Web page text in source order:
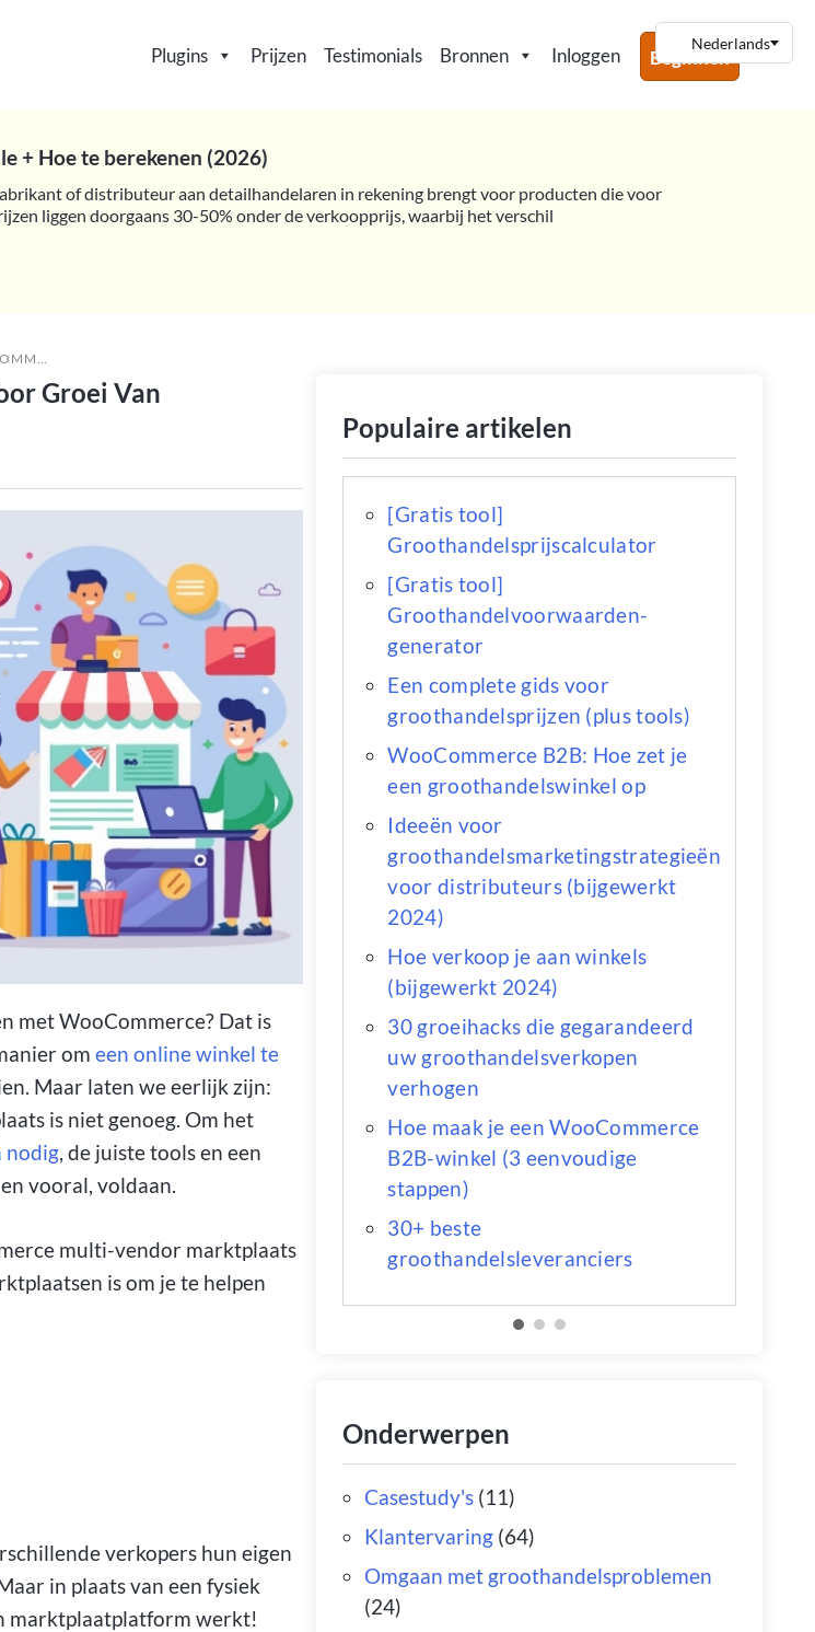
Plugins Prijzen Testimonials Bronnen Inloggen Beginnen
+ Hoe te berekenen (2026)
of distributeur aan detailhandelaren in rekening brengt voor producten die voor
liggen doorgaans 30-50% onder de verkoopprijs, waarbij het verschil
GROEI VAN MARKTPLAATSEN
Groei Van
met WooCommerce? Dat is
om een online winkel te
Maar laten we eerlijk zijn:
is niet genoeg. Om het
nodig, de juiste tools en een
vooral, voldaan.
multi-vendor marktplaats
is om je te helpen
verkopers hun eigen
in plaats van een fysiek
marktplaatplatform werkt!
Populaire artikelen
[Gratis tool]
Groothandelsprijscalculator
[Gratis tool]
Groothandelvoorwaarden-
generator
Een complete gids voor
groothandelsprijzen (plus tools)
WooCommerce B2B: Hoe zet je
een groothandelswinkel op
Ideeën voor
groothandelsmarketingstrategieën
voor distributeurs (bijgewerkt
2024)
Hoe verkoop je aan winkels
(bijgewerkt 2024)
30 groeihacks die gegarandeerd
uw groothandelsverkopen
verhogen
Hoe maak je een WooCommerce
B2B-winkel (3 eenvoudige
stappen)
30+ beste
groothandelsleveranciers
Onderwerpen
Casestudy's (11)
Klantervaring (64)
Omgaan met groothandelsproblemen
(24)